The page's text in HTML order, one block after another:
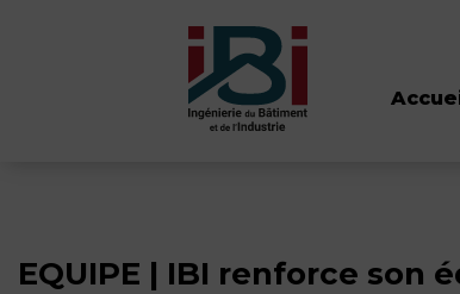
EQUIPE | IBI renforce son